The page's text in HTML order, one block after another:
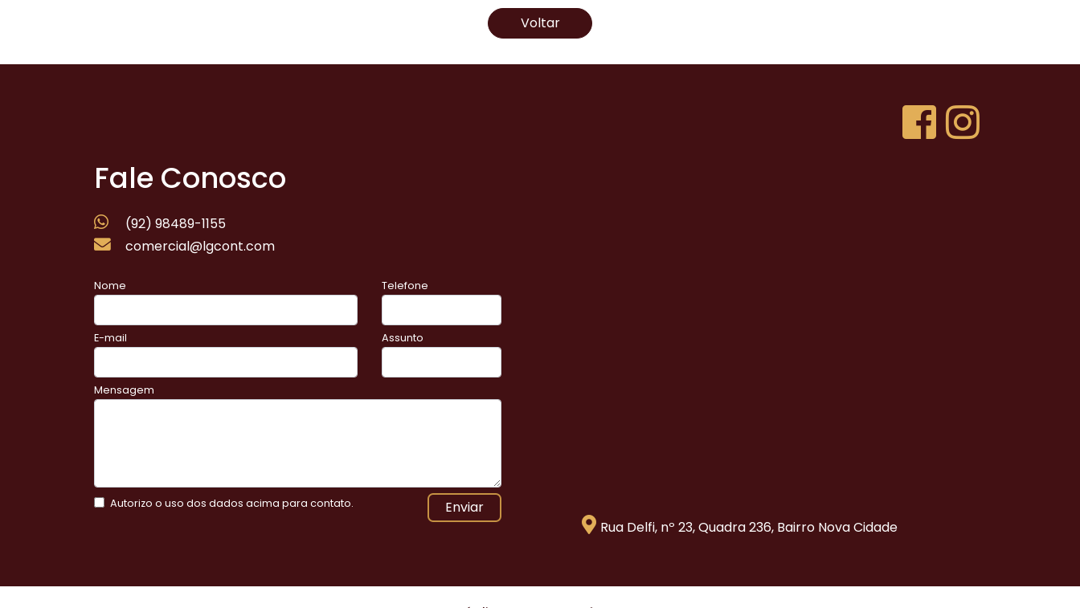
Voltar
Fale Conosco
(92) 98489-1155
comercial@lgcont.com
Nome Telefone
E-mail Assunto
Mensagem
Autorizo o uso dos dados acima para contato.
Enviar
Rua Delfi, nº 23, Quadra 236, Bairro Nova Cidade